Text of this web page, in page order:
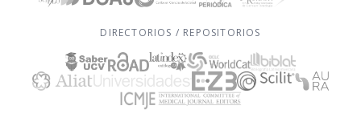
DIRECTORIOS / REPOSITORIOS